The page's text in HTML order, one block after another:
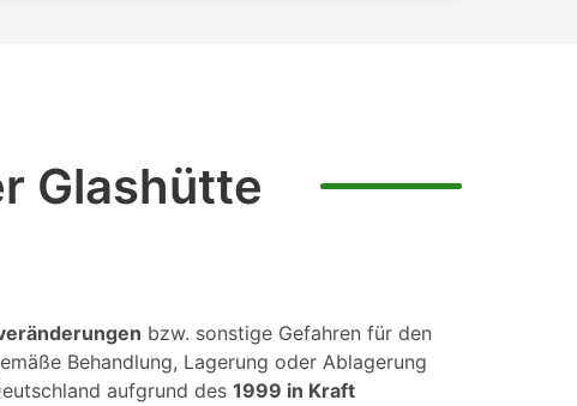
Glashütte
bzw. sonstige Gefahren für den
Behandlung, Lagerung oder Ablagerung
aufgrund des 1999 in Kraft